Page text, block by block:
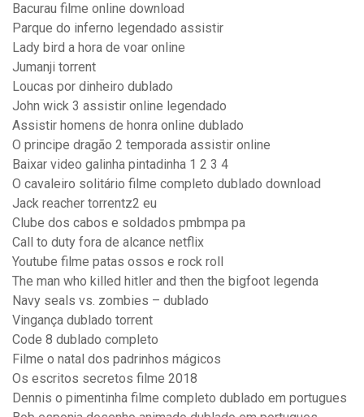
Bacurau filme online download
Parque do inferno legendado assistir
Lady bird a hora de voar online
Jumanji torrent
Loucas por dinheiro dublado
John wick 3 assistir online legendado
Assistir homens de honra online dublado
O principe dragão 2 temporada assistir online
Baixar video galinha pintadinha 1 2 3 4
O cavaleiro solitário filme completo dublado download
Jack reacher torrentz2 eu
Clube dos cabos e soldados pmbmpa pa
Call to duty fora de alcance netflix
Youtube filme patas ossos e rock roll
The man who killed hitler and then the bigfoot legenda
Navy seals vs. zombies – dublado
Vingança dublado torrent
Code 8 dublado completo
Filme o natal dos padrinhos mágicos
Os escritos secretos filme 2018
Dennis o pimentinha filme completo dublado em portugues